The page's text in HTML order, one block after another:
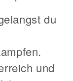
du
und